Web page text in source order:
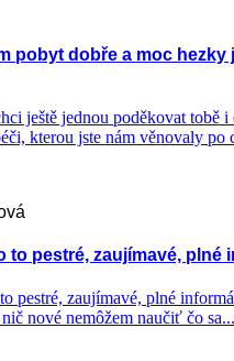
pobyt dobře a moc hezky
ještě jednou poděkovat tobě i
kterou jste nám věnovaly po
to pestré, zaujímavé, plné
pestré, zaujímavé, plné
nové nemôžem naučiť čo sa...